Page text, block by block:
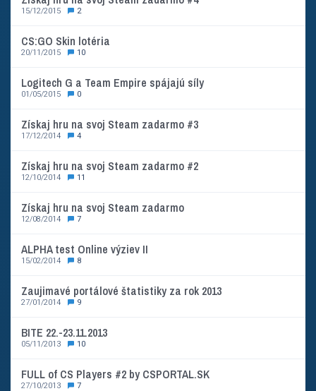
15/12/2015 2
CS:GO Skin lotéria
20/11/2015 10
Logitech G a Team Empire spájajú síly
01/05/2015 0
Získaj hru na svoj Steam zadarmo #3
17/12/2014 4
Získaj hru na svoj Steam zadarmo #2
12/10/2014 11
Získaj hru na svoj Steam zadarmo
12/08/2014 7
ALPHA test Online výziev II
15/02/2014 8
Zaujimavé portálové štatistiky za rok 2013
27/01/2014 9
BITE 22.-23.11.2013
05/11/2013 10
FULL of CS Players #2 by CSPORTAL.SK
27/10/2013 7